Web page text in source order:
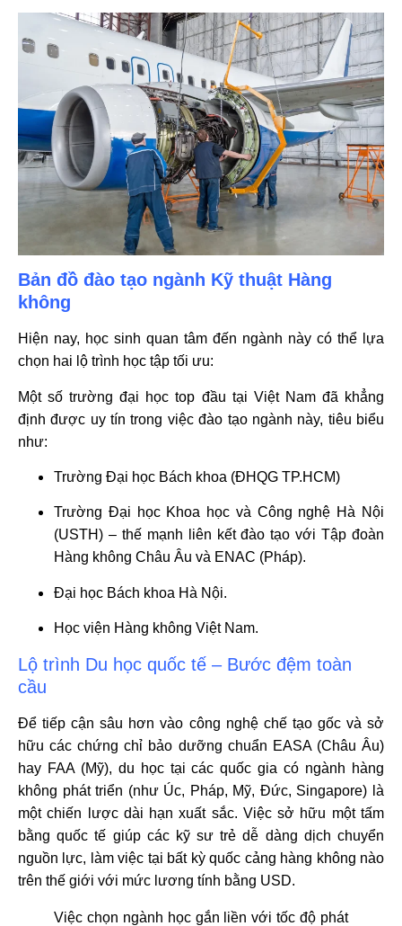
Bản đồ đào tạo ngành Kỹ thuật Hàng
không
Hiện nay, học sinh quan tâm đến ngành này có thể lựa
chọn hai lộ trình học tập tối ưu:
Một số trường đại học top đầu tại Việt Nam đã khẳng
định được uy tín trong việc đào tạo ngành này, tiêu biểu
như:
Trường Đại học Bách khoa (ĐHQG TP.HCM)
Trường Đại học Khoa học và Công nghệ Hà Nội
(USTH) – thế mạnh liên kết đào tạo với Tập đoàn
Hàng không Châu Âu và ENAC (Pháp).
Đại học Bách khoa Hà Nội.
Học viện Hàng không Việt Nam.
Lộ trình Du học quốc tế – Bước đệm toàn
cầu
Để tiếp cận sâu hơn vào công nghệ chế tạo gốc và sở
hữu các chứng chỉ bảo dưỡng chuẩn EASA (Châu Âu)
hay FAA (Mỹ), du học tại các quốc gia có ngành hàng
không phát triển (như Úc, Pháp, Mỹ, Đức, Singapore) là
một chiến lược dài hạn xuất sắc. Việc sở hữu một tấm
bằng quốc tế giúp các kỹ sư trẻ dễ dàng dịch chuyển
nguồn lực, làm việc tại bất kỳ quốc cảng hàng không nào
trên thế giới với mức lương tính bằng USD.
Việc chọn ngành học gắn liền với tốc độ phát